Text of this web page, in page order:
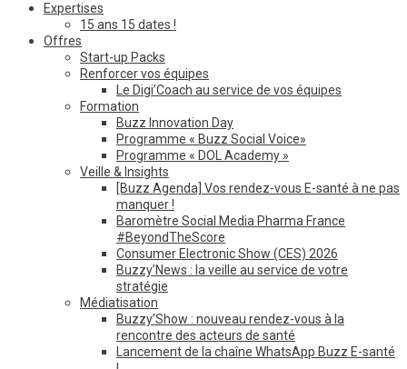
Expertises
15 ans 15 dates !
Offres
Start-up Packs
Renforcer vos équipes
Le Digi’Coach au service de vos équipes
Formation
Buzz Innovation Day
Programme « Buzz Social Voice»
Programme « DOL Academy »
Veille & Insights
[Buzz Agenda] Vos rendez-vous E-santé à ne pas
manquer !
Baromètre Social Media Pharma France
#BeyondTheScore
Consumer Electronic Show (CES) 2026
Buzzy’News : la veille au service de votre
stratégie
Médiatisation
Buzzy’Show : nouveau rendez-vous à la
rencontre des acteurs de santé
Lancement de la chaîne WhatsApp Buzz E-santé